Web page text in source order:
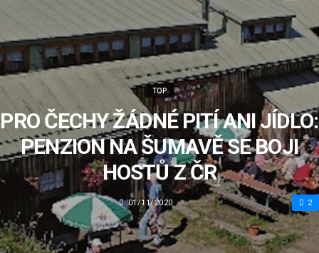
TOP
PRO ČECHY ŽÁDNÉ PITÍ ANI JÍDLO:
PENZION NA ŠUMAVĚ SE BOJI
HOSTŮ Z ČR
01/11/2020 2